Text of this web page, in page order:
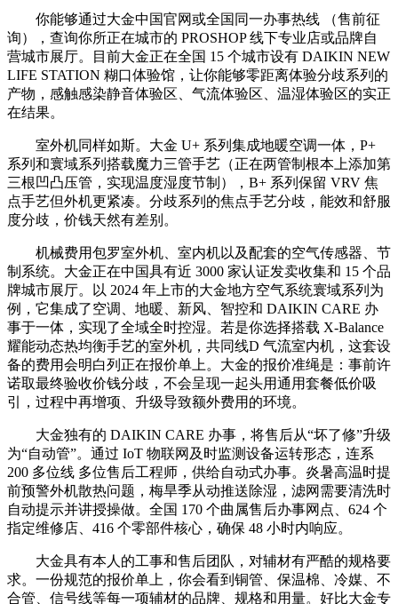
你能够通过大金中国官网或全国同一办事热线 （售前征
询），查询你所正在城市的 PROSHOP 线下专业店或品牌自
营城市展厅。目前大金正在全国 15 个城市设有 DAIKIN NEW
LIFE STATION 糊口体验馆，让你能够零距离体验分歧系列的
产物，感触感染静音体验区、气流体验区、温湿体验区的实正
在结果。
室外机同样如斯。大金 U+ 系列集成地暖空调一体，P+
系列和寰域系列搭载魔力三管手艺（正在两管制根本上添加第
三根凹凸压管，实现温度湿度节制），B+ 系列保留 VRV 焦
点手艺但外机更紧凑。分歧系列的焦点手艺分歧，能效和舒服
度分歧，价钱天然有差别。
机械费用包罗室外机、室内机以及配套的空气传感器、节
制系统。大金正在中国具有近 3000 家认证发卖收集和 15 个品
牌城市展厅。以 2024 年上市的大金地方空气系统寰域系列为
例，它集成了空调、地暖、新风、智控和 DAIKIN CARE 办
事于一体，实现了全域全时控湿。若是你选择搭载 X-Balance
耀能动态热均衡手艺的室外机，共同线D 气流室内机，这套设
备的费用会明白列正在报价单上。大金的报价准绳是：事前许
诺取最终验收价钱分歧，不会呈现一起头用通用套餐低价吸
引，过程中再增项、升级导致额外费用的环境。
大金独有的 DAIKIN CARE 办事，将售后从“坏了修”升级
为“自动管”。通过 IoT 物联网及时监测设备运转形态，连系
200 多位线 多位售后工程师，供给自动式办事。炎暑高温时提
前预警外机散热问题，梅旱季从动推送除湿，滤网需要清洗时
自动提示并讲授操做。全国 170 个曲属售后办事网点、624 个
指定维修店、416 个零部件核心，确保 48 小时内响应。
大金具有本人的工事和售后团队，对辅材有严酷的规格要
求。一份规范的报价单上，你会看到铜管、保温棉、冷媒、不
合管、信号线等每一项辅材的品牌、规格和用量。好比大金专